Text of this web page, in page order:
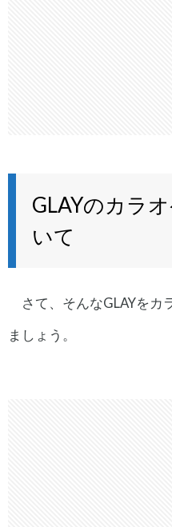
GLAYのカラ
いて
さて、そんなGLAYをカ
ましょう。